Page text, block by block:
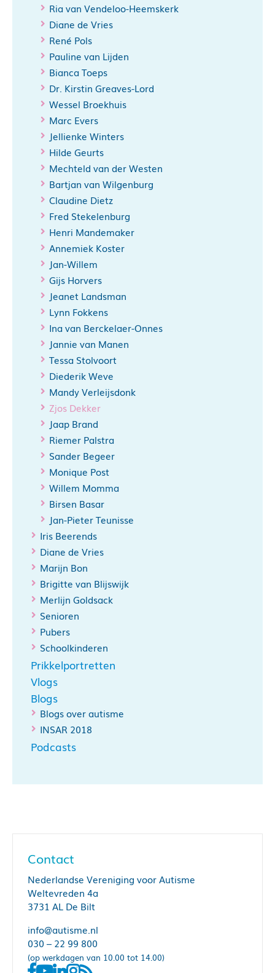
Ria van Vendeloo-Heemskerk
Diane de Vries
René Pols
Pauline van Lijden
Bianca Toeps
Dr. Kirstin Greaves-Lord
Wessel Broekhuis
Marc Evers
Jellienke Winters
Hilde Geurts
Mechteld van der Westen
Bartjan van Wilgenburg
Claudine Dietz
Fred Stekelenburg
Henri Mandemaker
Annemiek Koster
Jan-Willem
Gijs Horvers
Jeanet Landsman
Lynn Fokkens
Ina van Berckelaer-Onnes
Jannie van Manen
Tessa Stolvoort
Diederik Weve
Mandy Verleijsdonk
Zjos Dekker
Jaap Brand
Riemer Palstra
Sander Begeer
Monique Post
Willem Momma
Birsen Basar
Jan-Pieter Teunisse
Iris Beerends
Diane de Vries
Marijn Bon
Brigitte van Blijswijk
Merlijn Goldsack
Senioren
Pubers
Schoolkinderen
Prikkelportretten
Vlogs
Blogs
Blogs over autisme
INSAR 2018
Podcasts
Contact
Nederlandse Vereniging voor Autisme
Weltevreden 4a
3731 AL De Bilt
info@autisme.nl
030 – 22 99 800
(op werkdagen van 10.00 tot 14.00)